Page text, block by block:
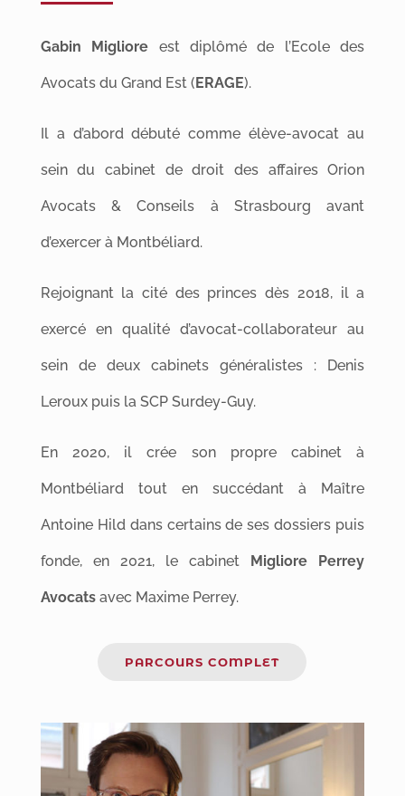
Gabin Migliore est diplômé de l’Ecole des
Avocats du Grand Est ( ERAGE).
Il a d’abord débuté comme élève-avocat au
sein du cabinet de droit des affaires Orion
Avocats & Conseils à Strasbourg avant
d’exercer à Montbéliard.
Rejoignant la cité des princes dès 2018, il a
exercé en qualité d’avocat-collaborateur au
sein de deux cabinets généralistes : Denis
Leroux puis la SCP Surdey-Guy.
En 2020, il crée son propre cabinet à
Montbéliard tout en succédant à Maître
Antoine Hild dans certains de ses dossiers puis
fonde, en 2021, le cabinet Migliore Perrey
Avocatsavec Maxime Perrey.
PARCOURS COMPLET